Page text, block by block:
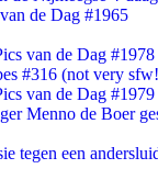
de Dag #1965
van de Dag #1978
#316 (not very
van de Dag #1979
Menno de Boer
tegen een